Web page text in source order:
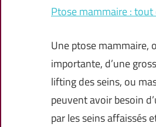
Ptose mammaire :
Une ptose mammaire,
importante, d’une
lifting des seins, ou
peuvent avoir besoin
par les seins affaissés